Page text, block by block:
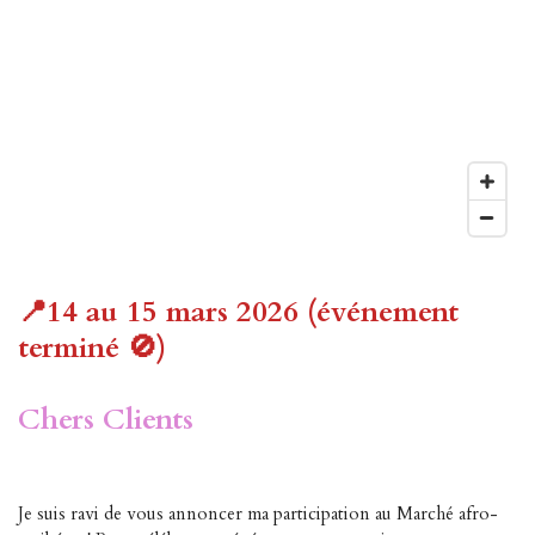
📍14 au 15 mars 2026 (événement
terminé 🚫)
Chers Clients
Je suis ravi de vous annoncer ma participation au Marché afro-